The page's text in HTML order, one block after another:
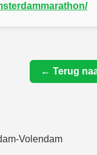
← Terug
Volendam